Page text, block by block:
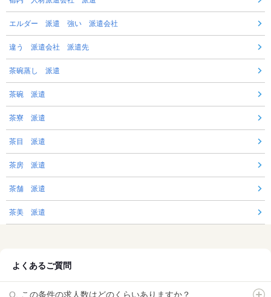
エルダー 派遣 強い 派遣会社
違う 派遣会社 派遣先
茶碗蒸し 派遣
茶碗 派遣
茶寮 派遣
茶目 派遣
茶房 派遣
茶舗 派遣
茶美 派遣
よくあるご質問
この条件の求人数はどのくらいありますか？